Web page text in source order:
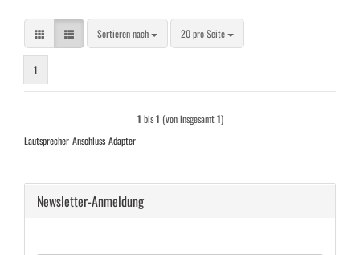
Sortieren nach
Sortieren nach 20 pro Seite
pro Seite
1
1 bis1 (von insgesamt1)
Lautsprecher-Anschluss-Adapter
Newsletter-Anmeldung